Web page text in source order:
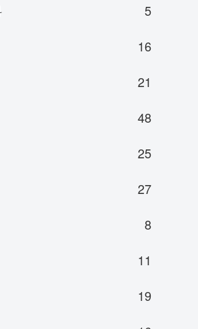
5
16
21
48
25
27
8
11
19